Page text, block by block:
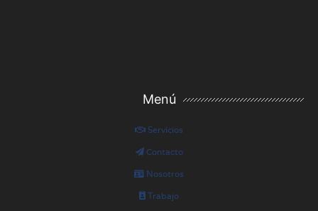
Menú
Servicios
Contacto
Nosotros
Trabajo